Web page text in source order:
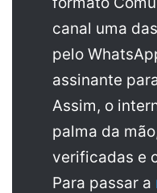
canal uma
pelo
assinante
Assim, o
palma da
verificadas e
Para passar a